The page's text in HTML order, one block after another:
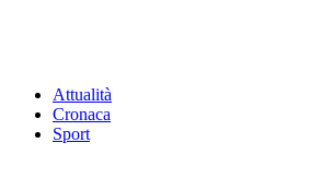
Attualità
Cronaca
Sport